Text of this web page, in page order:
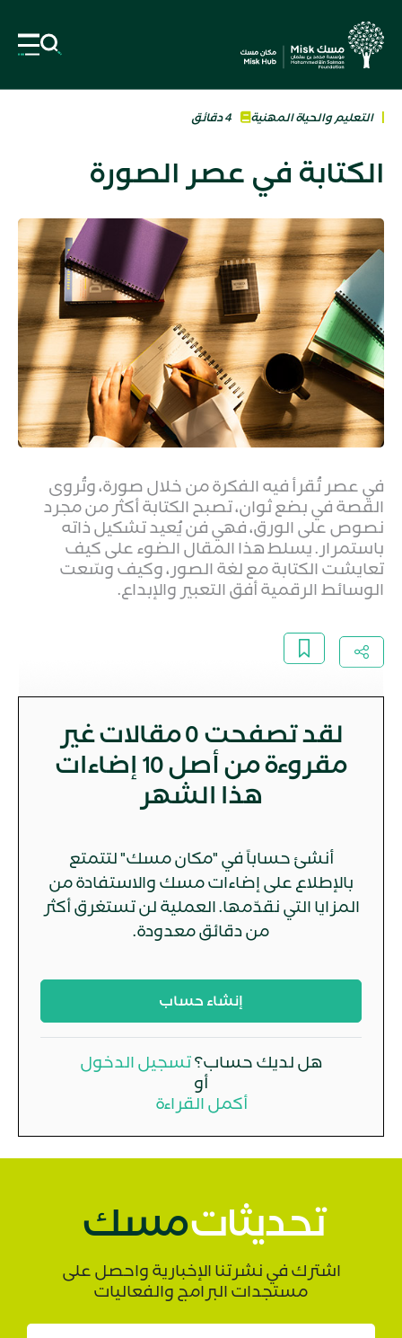
التعليم والحياة المهنية 4 دقائق
الكتابة في عصر الصورة
في عصر تُقرأ فيه الفكرة من خلال صورة، وتُروى
القصة في بضع ثوان، تصبح الكتابة أكثر من مجرد
نصوص على الورق، فهي فن يُعيد تشكيل ذاته
باستمرار. يسلط هذا المقال الضوء على كيف
تعايشت الكتابة مع لغة الصور، وكيف وسّعت
الوسائط الرقمية أفق التعبير والإبداع.
لقد تصفحت 0مقالات غير
مقروءة من أصل 10 إضاءات
هذا الشهر
أنشئ حساباً في "مكان مسك" لتتمتع
بالإطلاع على إضاءات مسك والاستفادة من
المزايا التي نقدّمها. العملية لن تستغرق أكثر
من دقائق معدودة.
إنشاء حساب
هل لديك حساب؟ تسجيل الدخول
أو
أكمل القراءة
مسكتحديثات
اشترك في نشرتنا الإخبارية واحصل على
مستجدات البرامج والفعاليات